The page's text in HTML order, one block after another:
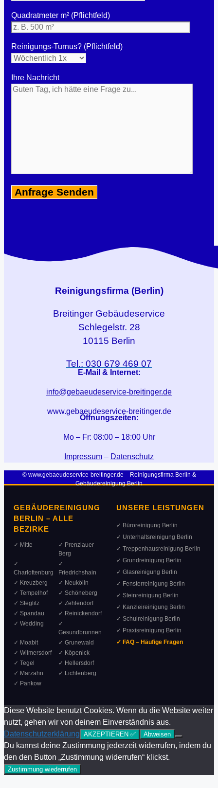
Quadratmeter m² (Pflichtfeld)
Reinigungs-Turnus? (Pflichtfeld)
Ihre Nachricht
Reinigungsfirma (Berlin)
Breitinger Gebäudeservice
Schlegelstr. 28
10115 Berlin
Tel.: 030 679 469 07
E-Mail & Internet:
info@gebaeudeservice-breitinger.de
www.gebaeudeservice-breitinger.de
Öffnungszeiten:
Mo – Fr: 08:00 – 18:00 Uhr
Impressum – Datenschutz
© www.gebaeudeservice-breitinger.de – Reinigungsfirma Berlin &
Gebäudereinigung Berlin
GEBÄUDEREINIGUNG
BERLIN – ALLE
BEZIRKE
✓ Mitte
✓ Prenzlauer
Berg
✓
Charlottenburg
✓
Friedrichshain
✓ Kreuzberg
✓ Neukölln
✓ Tempelhof
✓ Schöneberg
✓ Steglitz
✓ Zehlendorf
✓ Spandau
✓ Reinickendorf
✓ Wedding
✓
Gesundbrunnen
✓ Moabit
✓ Grunewald
✓ Wilmersdorf
✓ Köpenick
✓ Tegel
✓ Hellersdorf
✓ Marzahn
✓ Lichtenberg
✓ Pankow
UNSERE LEISTUNGEN
✓ Büroreinigung Berlin
✓ Unterhaltsreinigung Berlin
✓ Treppenhausreinigung Berlin
✓ Grundreinigung Berlin
✓ Glasreinigung Berlin
✓ Fensterreinigung Berlin
✓ Steinreinigung Berlin
✓ Kanzleireinigung Berlin
✓ Schulreinigung Berlin
✓ Praxisreinigung Berlin
✓ FAQ – Häufige Fragen
Diese Website benutzt Cookies. Wenn du die Website weiter
nutzt, gehen wir von deinem Einverständnis aus.
Datenschutzerklärung AKZEPTIEREN ✅ Abweisen
Du kannst deine Zustimmung jederzeit widerrufen, indem du
den den Button „Zustimmung widerrufen“ klickst.
Zustimmung wiederrufen